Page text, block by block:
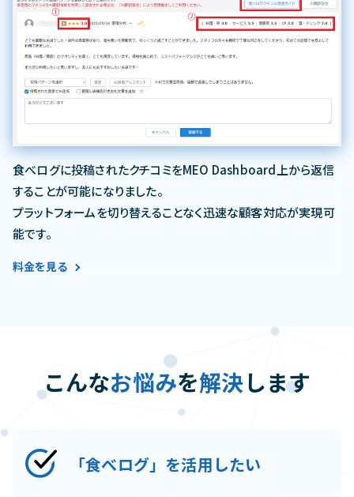
食べログに投稿されたクチコミをMEO Dashboard上から返信
することが可能になりました。
プラットフォームを切り替えることなく迅速な顧客対応が実現可
能です。
料金を見る
こんなお悩みを解決します
「食べログ」を活用したい